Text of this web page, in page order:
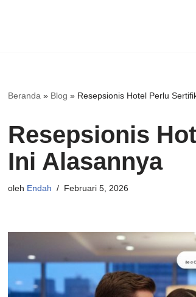
Beranda » Blog » Resepsionis Hotel Perlu
Resepsionis
Ini Alasannya
oleh Endah Februari 5, 2026